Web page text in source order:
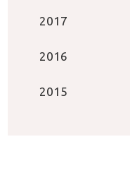
2017
2016
2015